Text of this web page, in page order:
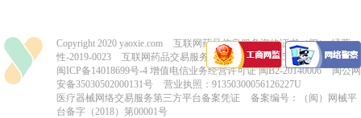
Copyright 2020 yaoxie.com
互联网药品信息服务资格证书（闽）-经营
性-2019-0023
互联网药品交易服务资格证书-国A20150004
闽ICP备14018699号-4 增值电信业务经营许可证 闽B2-20140006
闽公网
安备35030502000131号
营业执照：91350300056126227U
医疗器械网络交易服务第三方平台备案凭证
备案编号：（闽）网械平
台备字（2018）第00001号